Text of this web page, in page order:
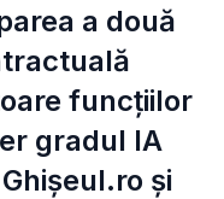
a două
funcțiilor
gradul IA
și